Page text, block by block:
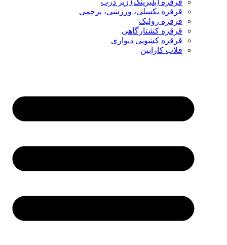
قرقره (بلبرینگ) زیر درب
قرقره بکسلی، ورزشی، پرچمی
قرقره رولیک
قرقره کشتارگاهی
قرقره کشویی دیواری
قلاب کارابین